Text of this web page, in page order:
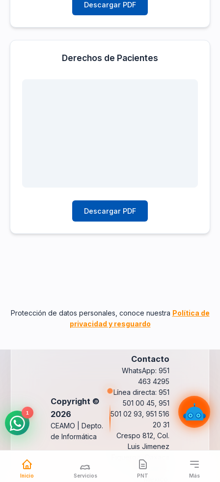
Inicio Servicios PNT Más
Descargar PDF
Derechos de Pacientes
Descargar PDF
Protección de datos personales, conoce nuestra Política de
privacidad y resguardo
1
Copyright ©
2026
CEAMO | Depto.
de Informática
Contacto
WhatsApp: 951
463 4295
Línea directa: 951
501 00 45, 951
501 02 93, 951 516
20 31
Crespo 812, Col.
Luis Jimenez
de Juárez,
México.